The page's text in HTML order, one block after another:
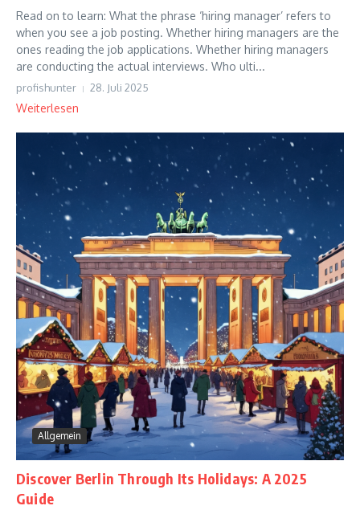
Read on to learn: What the phrase ‘hiring manager’ refers to
when you see a job posting. Whether hiring managers are the
ones reading the job applications. Whether hiring managers
are conducting the actual interviews. Who ulti...
profishunter 28. Juli 2025
Weiterlesen
Allgemein
Discover Berlin Through Its Holidays: A 2025
Guide